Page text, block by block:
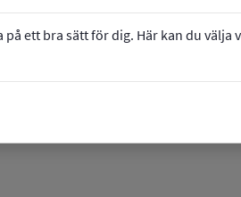
ett bra sätt för dig. Här kan du välja